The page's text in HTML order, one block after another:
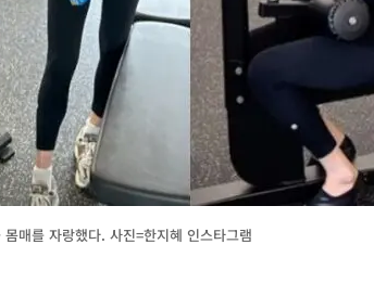
매를 자랑했다. 사진=한지혜 인스타그램